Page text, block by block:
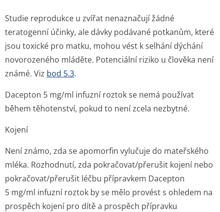
Studie reprodukce u zvířat nenaznačují žádné
teratogenní účinky, ale dávky podávané potkanům, které
jsou toxické pro matku, mohou vést k selhání dýchání
novorozeného mláděte. Potenciální riziko u člověka není
známé. Viz bod 5.3.
Dacepton 5 mg/ml infuzní roztok se nemá používat
během těhotenství, pokud to není zcela nezbytné.
Kojení
Není známo, zda se apomorfin vylučuje do mateřského
mléka. Rozhodnutí, zda pokračovat/přerušit kojení nebo
pokračovat/přerušit léčbu přípravkem Dacepton
5 mg/ml infuzní roztok by se mělo provést s ohledem na
prospěch kojení pro dítě a prospěch přípravku